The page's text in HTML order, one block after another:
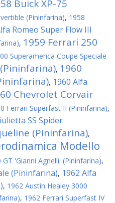
Buick XP-75
(Pininfarina), 1958
Romeo Super Flow III
, 1959 Ferrari 250
Superamerica Coupe Speciale
, 1960
, 1960 Alfa
Chevrolet Corvair
Ferrari Superfast II (Pininfarina),
SS Spider
(Pininfarina),
Modello
'Gianni Agnelli' (Pininfarina),
(Pininfarina), 1962 Alfa
, 1962 Austin Healey 3000
, 1962 Ferrari Superfast IV